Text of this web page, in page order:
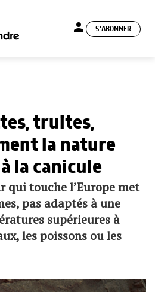
person S'ABONNER
truites,
la nature
la canicule
qui touche l’Europe met
pas adaptés à une
supérieures à
les poissons ou les